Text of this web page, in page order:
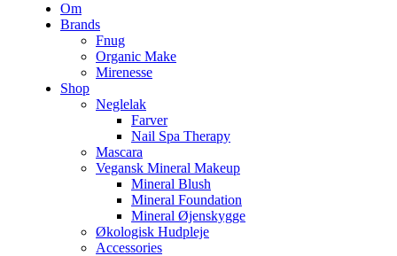
Om
Brands
Fnug
Organic Make
Mirenesse
Shop
Neglelak
Farver
Nail Spa Therapy
Mascara
Vegansk Mineral Makeup
Mineral Blush
Mineral Foundation
Mineral Øjenskygge
Økologisk Hudpleje
Accessories